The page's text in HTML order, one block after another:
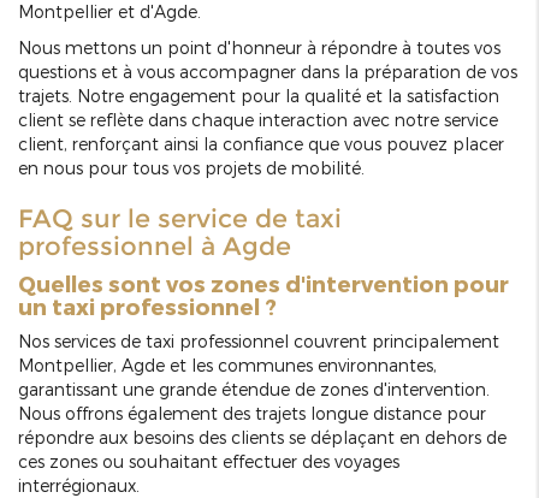
Montpellier et d'Agde.
Nous mettons un point d'honneur à répondre à toutes vos
questions et à vous accompagner dans la préparation de vos
trajets. Notre engagement pour la qualité et la satisfaction
client se reflète dans chaque interaction avec notre service
client, renforçant ainsi la confiance que vous pouvez placer
en nous pour tous vos projets de mobilité.
FAQ sur le service de taxi
professionnel à Agde
Quelles sont vos zones d'intervention pour
un taxi professionnel ?
Nos services de taxi professionnel couvrent principalement
Montpellier, Agde et les communes environnantes,
garantissant une grande étendue de zones d'intervention.
Nous offrons également des trajets longue distance pour
répondre aux besoins des clients se déplaçant en dehors de
ces zones ou souhaitant effectuer des voyages
interrégionaux.